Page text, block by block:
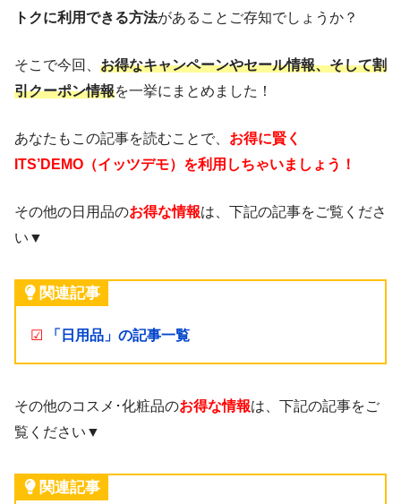
トクに利用できる方法があることご存知でしょうか？
そこで今回、 お得なキャンペーンやセール情報、そして割
引クーポン情報を一挙にまとめました！
あなたもこの記事を読むことで、 お得に賢く
ITS’DEMO（イッツデモ）を利用しちゃいましょう！
その他の日用品のお得な情報は、下記の記事をご覧くださ
い▼
関連記事
☑ 「日用品」の記事一覧
その他のコスメ･化粧品のお得な情報は、下記の記事をご
覧ください▼
関連記事